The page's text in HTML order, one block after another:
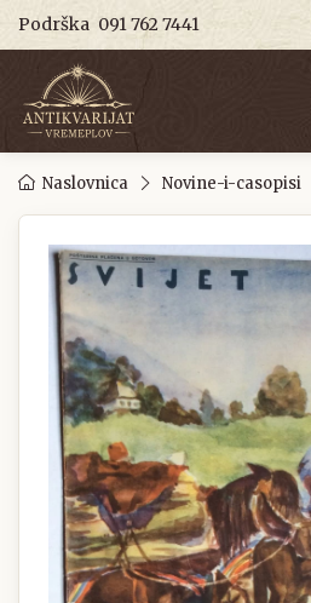
Podrška 091 762 7441
Naslovnica Novine-i-casopisi